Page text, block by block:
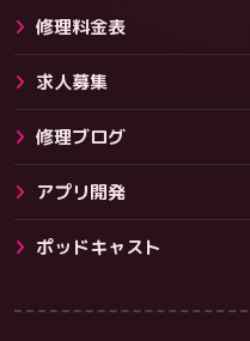
その他サービス
修理料金表
求人募集
修理ブログ
アプリ開発
ポッドキャスト